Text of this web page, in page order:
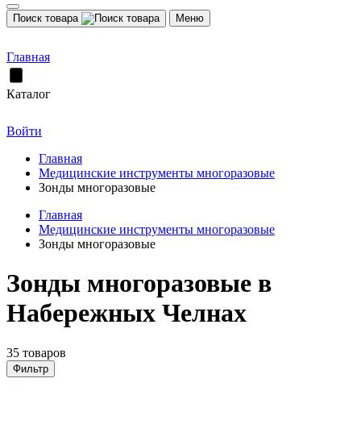
Поиск товара Меню
Главная
Каталог
Войти
Главная
Медицинские инструменты многоразовые
Зонды многоразовые
Главная
Медицинские инструменты многоразовые
Зонды многоразовые
Зонды многоразовые в
Набережных Челнах
35 товаров
Фильтр